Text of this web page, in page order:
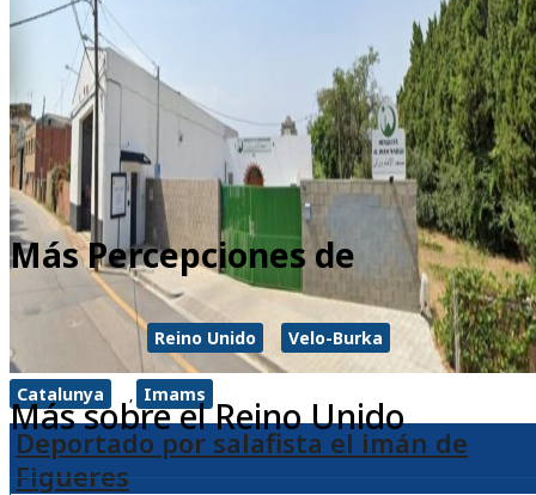
Catalunya , Imams
Deportado por salafista el imán de
Figueres
Más Percepciones de
Reino Unido Velo-Burka
Más sobre el Reino Unido